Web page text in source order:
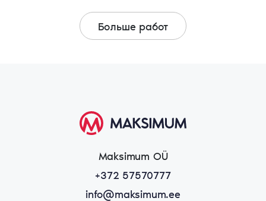
Больше работ
Maksimum OÜ
+372 57570777
info@maksimum.ee